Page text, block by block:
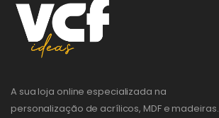
A sua loja online especializada na
personalização de acrílicos, MDF e madeiras.